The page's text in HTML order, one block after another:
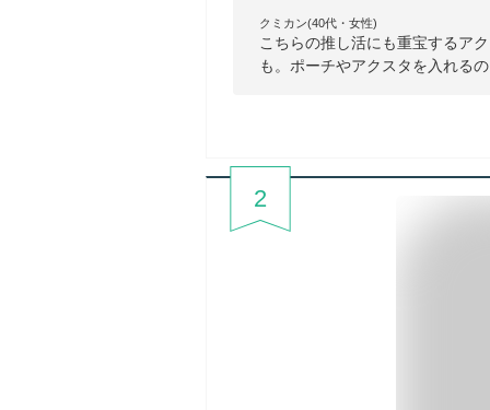
クミカン(40代・女性)
こちらの推し活にも重宝するア
も。ポーチやアクスタを入れる
2